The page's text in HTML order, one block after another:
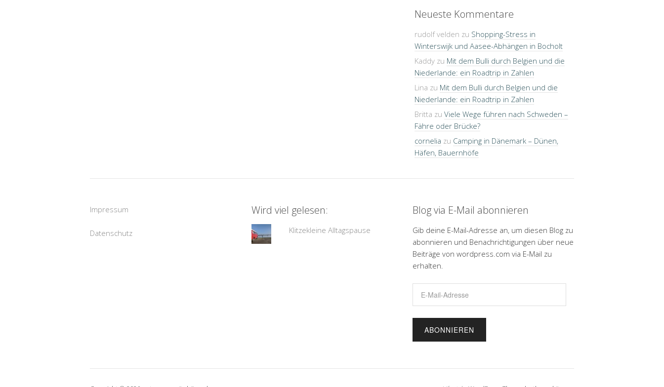
Neueste Kommentare
rudolf velden zu Shopping-Stress in
Winterswijk und Aasee-Abhängen in Bocholt
Kaddyzu Mit dem Bulli durch Belgien und die
Niederlande: ein Roadtrip in Zahlen
Lina zu Mit dem Bulli durch Belgien und die
Niederlande: ein Roadtrip in Zahlen
Britta zu Viele Wege führen nach Schweden –
Fähre oder Brücke?
cornelia zu Camping in Dänemark – Dünen,
Häfen, Bauernhöfe
Impressum
Datenschutz
Wird viel gelesen:
Klitzekleine Alltagspause
Blog via E-Mail abonnieren
Gib deine E-Mail-Adresse an, um diesen Blog zu
abonnieren und Benachrichtigungen über neue
Beiträge von wordpress.com via E-Mail zu
erhalten.
Mail-